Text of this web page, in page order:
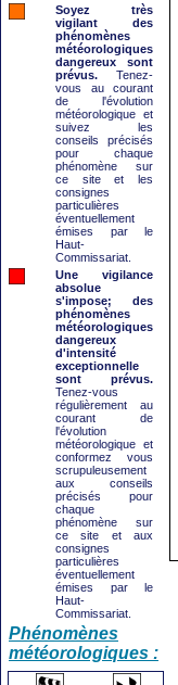
Soyez très
vigilant des
phénomènes
météorologiques
dangereux sont
prévus. Tenez-
vous au courant
de l'évolution
météorologique et
suivez les
conseils précisés
pour chaque
phénomène sur
ce site et les
consignes
particulières
éventuellement
émises par le
Haut-
Commissariat.
Une vigilance
absolue
s'impose; des
phénomènes
météorologiques
dangereux
d'intensité
exceptionnelle
sont prévus.
Tenez-vous
régulièrement au
courant de
l'évolution
météorologique et
conformez vous
scrupuleusement
aux conseils
précisés pour
chaque
phénomène sur
ce site et aux
consignes
particulières
éventuellement
émises par le
Haut-
Commissariat.
Phénomènes
météorologiques :